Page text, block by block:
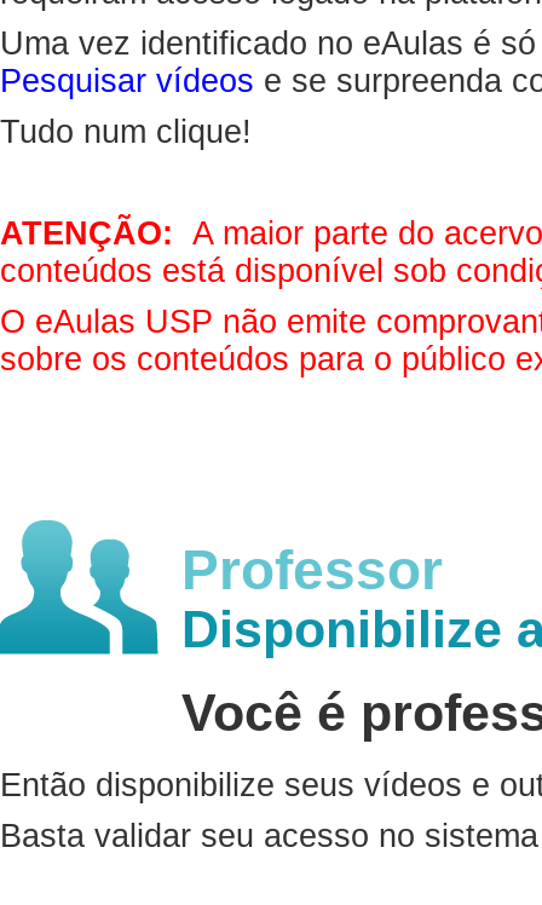
Uma vez identificado no eAulas é
Pesquisar vídeos e se surpreenda
Tudo num clique!
ATENÇÃO: A maior parte do
conteúdos está disponível sob
O eAulas USP não emite
sobre os conteúdos para o público
Professor
Disponibilize
Você é
Então disponibilize seus vídeos e
Basta validar seu acesso no